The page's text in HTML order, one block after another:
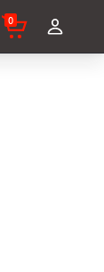
0